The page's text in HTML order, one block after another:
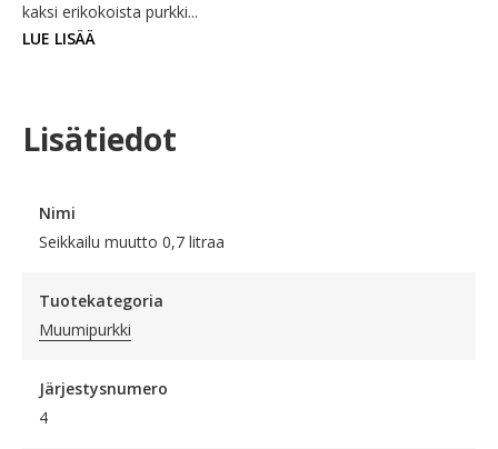
kaksi erikokoista purkki...
LUE LISÄÄ
Lisätiedot
Nimi
Seikkailu muutto 0,7 litraa
Tuotekategoria
Muumipurkki
Järjestysnumero
4